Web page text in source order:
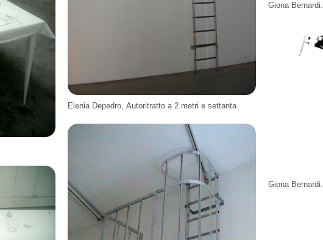
Elenia Depedro, Autoritratto a 2 metri e settanta.
Giona Bernardi.
Giona Bernardi.